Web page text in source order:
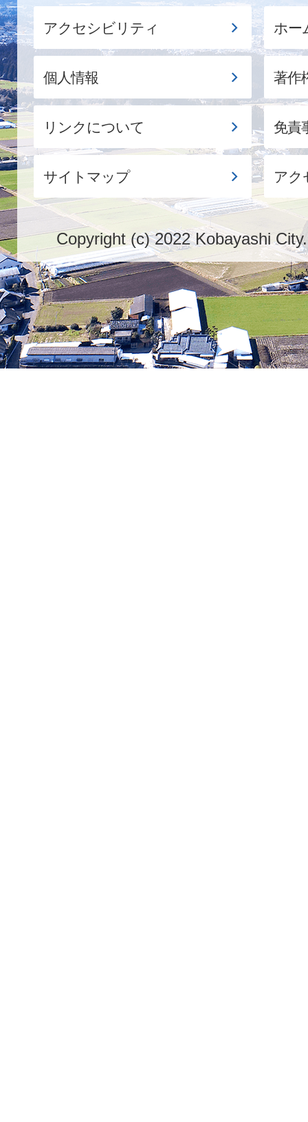
アクセシビリティ ホー
個人情報 著作
リンクについて 免責
サイトマップ アク
Copyright (c) 2022 Kobayashi